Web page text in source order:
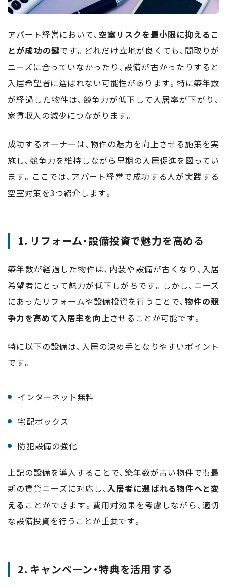
アパート経営において、 空室リスクを最小限に抑えるこ
とが成功の鍵です。どれだけ立地が良くても、間取りが
ニーズに合っていなかったり、設備が古かったりすると
入居希望者に選ばれない可能性があります。特に築年数
が経過した物件は、競争力が低下して入居率が下がり、
家賃収入の減少につながります。
成功するオーナーは、物件の魅力を向上させる施策を実
施し、競争力を維持しながら早期の入居促進を図ってい
ます。ここでは、アパート経営で成功する人が実践する
空室対策を3つ紹介します。
1. リフォーム・設備投資で魅力を高める
築年数が経過した物件は、内装や設備が古くなり、入居
希望者にとって魅力が低下しがちです。しかし、ニーズ
にあったリフォームや設備投資を行うことで、物件の競
争力を高めて入居率を向上させることが可能です。
特に以下の設備は、入居の決め手となりやすいポイント
です。
インターネット無料
宅配ボックス
防犯設備の強化
上記の設備を導入することで、築年数が古い物件でも最
新の賃貸ニーズに対応し、入居者に選ばれる物件へと変
える ことができます。費用対効果を考慮しながら、適切
な設備投資を行うことが重要です。
2. キャンペーン・特典を活用する